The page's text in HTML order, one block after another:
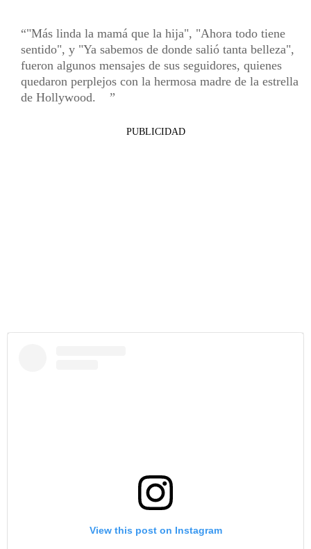
"Más linda la mamá que la hija", "Ahora todo tiene
sentido", y "Ya sabemos de donde salió tanta belleza",
fueron algunos mensajes de sus seguidores, quienes
quedaron perplejos con la hermosa madre de la estrella
de Hollywood.
PUBLICIDAD
View this post on Instagram